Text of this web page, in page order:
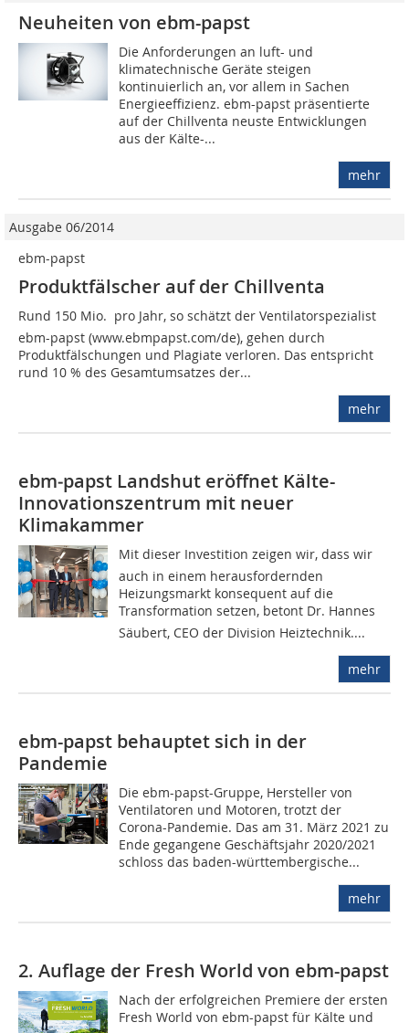
Neuheiten von ebm-papst
Die Anforderungen an luft- und
klimatechnische Geräte steigen
kontinuierlich an, vor allem in Sachen
Energieeffizienz. ebm-papst präsentierte
auf der Chillventa neuste Entwicklungen
aus der Kälte-...
mehr
Ausgabe 06/2014
ebm-papst
Produktfälscher auf der Chillventa
Rund 150 Mio.  pro Jahr, so schätzt der Ventilatorspezialist
ebm-papst (www.ebmpapst.com/de), gehen durch
Produktfälschungen und Plagiate verloren. Das entspricht
rund 10 % des Gesamtumsatzes der...
mehr
ebm‑papst Landshut eröffnet Kälte-
Innovationszentrum mit neuer
Klimakammer
Mit dieser Investition zeigen wir, dass wir
auch in einem herausfordernden
Heizungsmarkt konsequent auf die
Transformation setzen, betont Dr. Hannes
Säubert, CEO der Division Heiztechnik....
mehr
ebm-papst behauptet sich in der
Pandemie
Die ebm-papst-Gruppe, Hersteller von
Ventilatoren und Motoren, trotzt der
Corona-Pandemie. Das am 31. März 2021 zu
Ende gegangene Geschäftsjahr 2020/2021
schloss das baden-württembergische...
mehr
2. Auflage der Fresh World von ebm-papst
Nach der erfolgreichen Premiere der ersten
Fresh World von ebm-papst für Kälte und